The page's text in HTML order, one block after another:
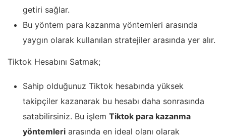
getiri sağlar.
Bu yöntem para kazanma yöntemleri arasında
yaygın olarak kullanılan stratejiler arasında yer alır.
Tiktok Hesabını Satmak;
Sahip olduğunuz Tiktok hesabında yüksek
takipçiler kazanarak bu hesabı daha sonrasında
satabilirsiniz. Bu işlem Tiktok para kazanma
yöntemleri arasında en ideal olanı olarak